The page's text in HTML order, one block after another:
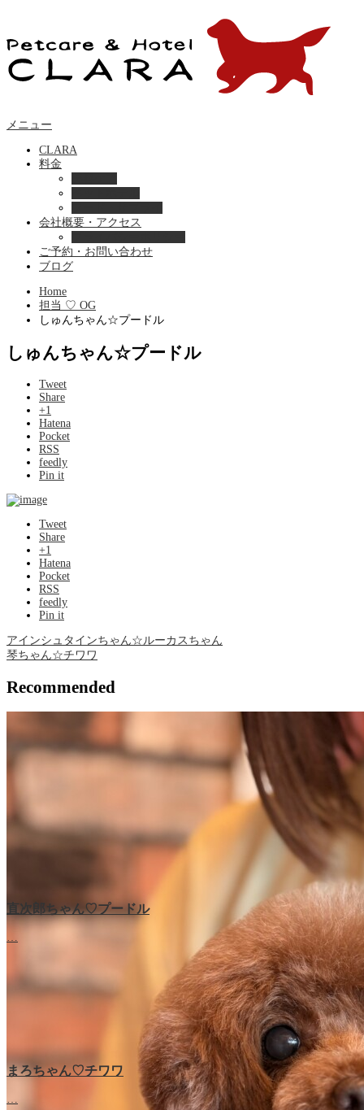
メニュー
CLARA
料金
会社概要・アクセス
ご予約・お問い合わせ
ブログ
Home
担当 ♡ OG
しゅんちゃん☆プードル
しゅんちゃん☆プードル
Tweet
Share
+1
Hatena
Pocket
RSS
feedly
Pin it
Tweet
Share
+1
Hatena
Pocket
RSS
feedly
Pin it
アインシュタインちゃん☆ルーカスちゃん
琴ちゃん☆チワワ
Recommended
直次郎ちゃん♡プードル
まろちゃん♡チワワ